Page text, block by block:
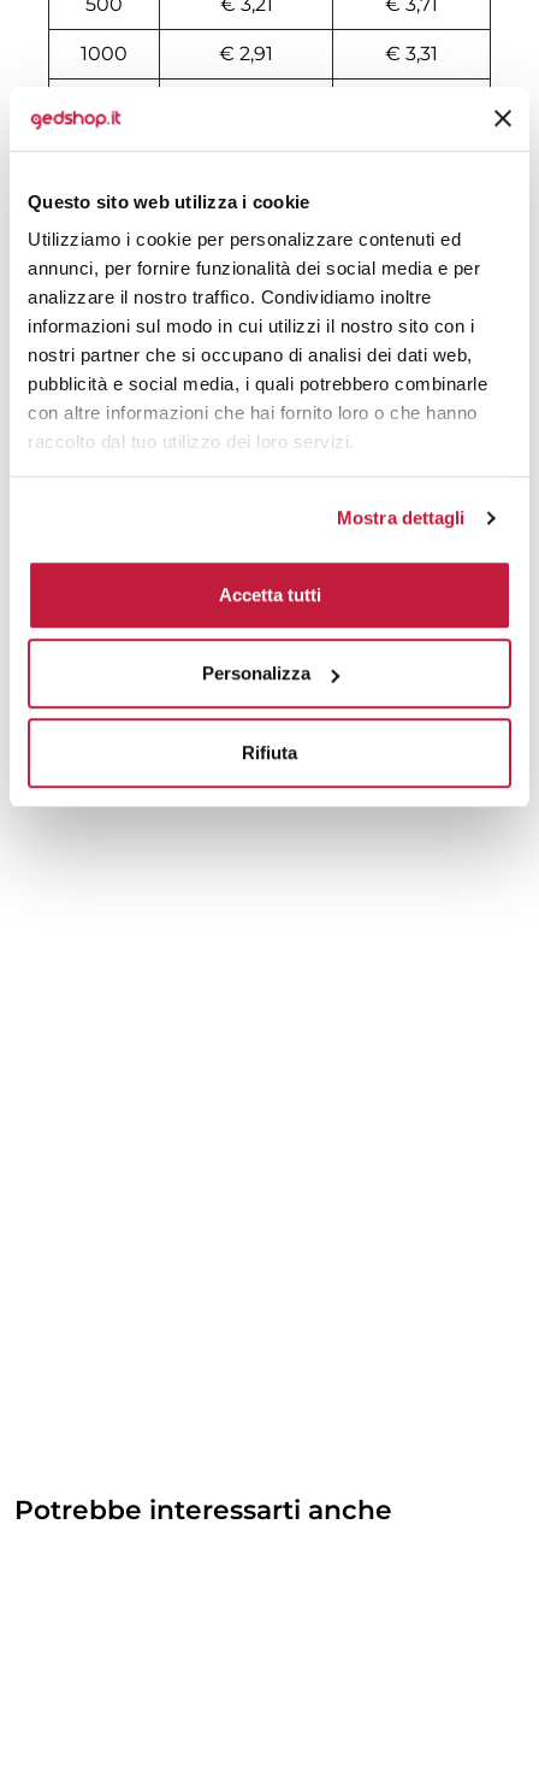
Questo sito web utilizza i cookie
Utilizziamo i cookie per personalizzare contenuti ed
annunci, per fornire funzionalità dei social media e per
analizzare il nostro traffico. Condividiamo inoltre
informazioni sul modo in cui utilizzi il nostro sito con i
nostri partner che si occupano di analisi dei dati web,
pubblicità e social media, i quali potrebbero combinarle
con altre informazioni che hai fornito loro o che hanno
raccolto dal tuo utilizzo dei loro servizi.
Mostra dettagli
Accetta tutti
Personalizza
Rifiuta
1000 € 2,91 € 3,31
3000 € 2,62 € 2,94
4000 € 2,61
5000 € 2,49 € 2,75
6000 € 2,47 € 2,73
7000 € 2,47 € 2,72
€ 2,46
10000 € 2,39
Domande e risposte
Prodotti alternativi
Potrebbe interessarti anche